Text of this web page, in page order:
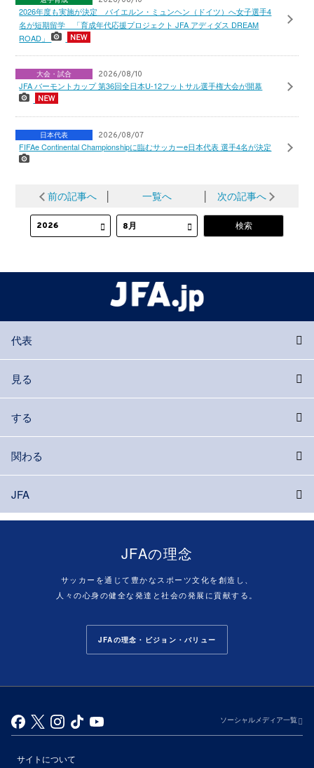
2026年度も実施が決定 バイエルン・ミュンヘン（ドイツ）へ女子選手4
名が短期留学 「育成年代応援プロジェクト JFA アディダス DREAM
ROAD」
大会・試合 2026/08/10
JFA バーモントカップ 第36回全日本U-12フットサル選手権大会が開幕
日本代表 2026/08/07
FIFAe Continental Championshipに臨むサッカーe日本代表 選手4名が決定
前の記事へ 一覧へ 次の記事へ
代表
見る
する
関わる
JFA
JFAの理念
サッカーを通じて豊かなスポーツ文化を創造し、
人々の心身の健全な発達と社会の発展に貢献する。
JFAの理念・ビジョン・バリュー
ソーシャルメディア一覧
サイトについて